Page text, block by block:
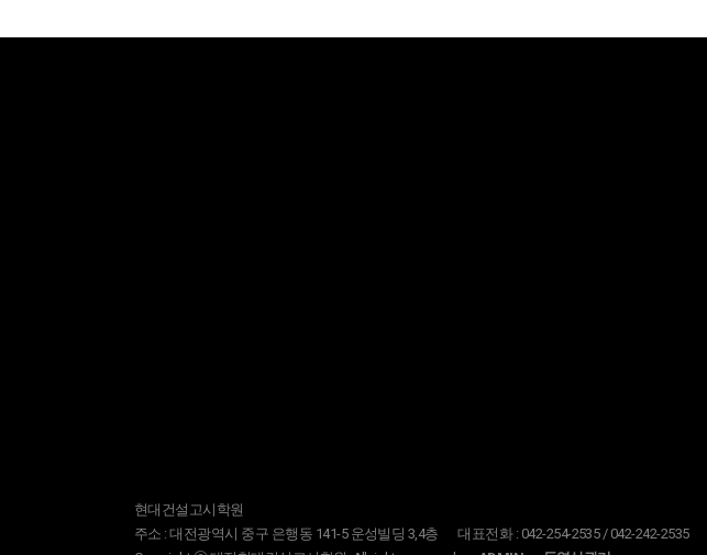
현대건설고시학원
주소 : 대전광역시 중구 은행동 141-5 운성빌딩 3,4층
대표전화 : 042-254-2535 / 042-242-2535